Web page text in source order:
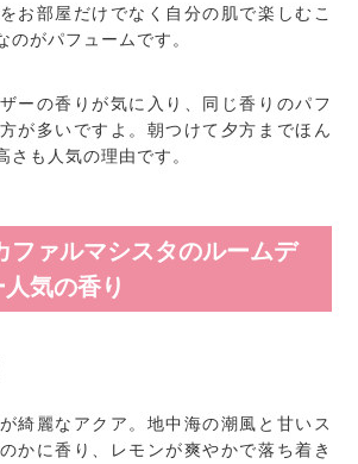
お部屋だけでなく自分の肌で楽しむこ
のがパフュームです。
ーの香りが気に入り、同じ香りのパフ
が多いですよ。朝つけて夕方までほん
さも人気の理由です。
ファルマシスタのルームデ
気の香り
綺麗なアクア。地中海の潮風と甘いス
かに香り、レモンが爽やかで落ち着き